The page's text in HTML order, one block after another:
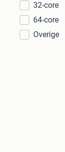
32-core
64-core
Overige